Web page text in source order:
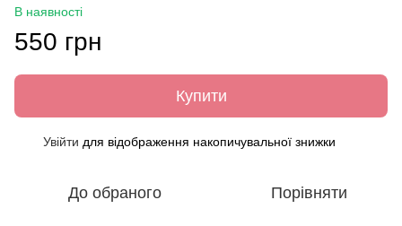
В наявності
550 грн
Купити
Увійти для відображення накопичувальної знижки
До обраного Порівняти